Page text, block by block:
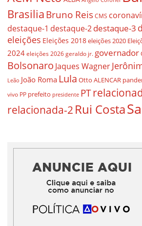
BrasiliaBruno ReisCMS
destaque-1 destaque-2destaque-3
eleições Eleições 2018eleições 2020
2024 eleições 2026 geraldo jr. governador
Bolsonaro Jaques Wagner
Leão João Roma Lula Otto ALENCAR
vivo PP prefeito presidente PT
relacionada-2 Rui Costa